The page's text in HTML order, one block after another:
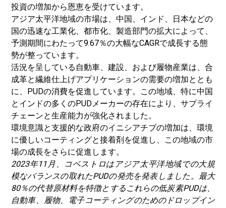
投資の増加から恩恵を受けています。
アジア太平洋地域の市場は、中国、インド、日本などの
国の迅速な工業化、都市化、製造部門の拡大によって、
予測期間にわたって9.67％の大幅なCAGRで成長する態
勢が整っています。
活況を呈している自動車、建設、および履物産業は、合
成革と繊維仕上げアプリケーションの需要の増加ととも
に、PUDの消費を促進しています。この地域、特に中国
とインドの多くのPUDメーカーの存在により、サプライ
チェーンと生産能力が強化されました。
環境意識と支援的な政府のイニシアチブの増加は、環境
に優しいコーティングと接着剤を促進し、この地域の市
場の成長をさらに促進します。
2023年11月、コベストロはアジア太平洋地域での大規
模なバランスの取れたPUDの発売を発表しました。最大
80％の代替原材料を特徴とするこれらの低炭素PUDは、
自動車、履物、電子コーティングのためのドロップイン